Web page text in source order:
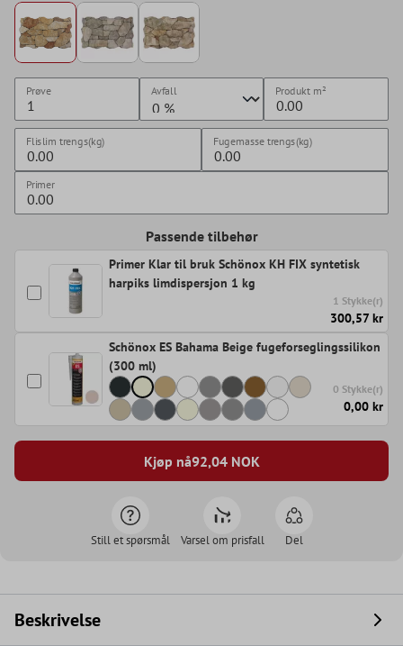
Prøve Avfall Produkt m²
Flislim trengs(kg) Fugemasse trengs(kg)
Primer
Passende tilbehør
Primer Klar til bruk Schönox KH FIX syntetisk
harpiks limdispersjon 1 kg
1 Stykke(r)
300,57 kr
Schönox ES Bahama Beige fugeforseglingssilikon
(300 ml)
0 Stykke(r)
0,00 kr
Kjøp nå92,04NOK
Still et spørsmål Varsel om prisfall Del
Beskrivelse